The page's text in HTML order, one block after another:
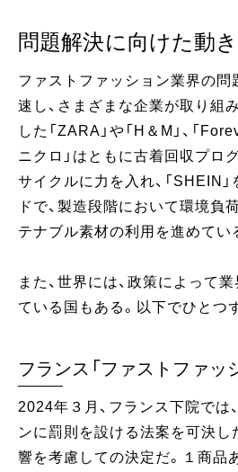
問題解決に向けた動き
ファストファッション業界の問
速し、さまざまな企業が取り組
した「ZARA」や「H＆M」、「
ニクロ」はともに古着回収プロ
サイクルに力を入れ、「SHEIN
ドで、製造段階において環境負
テナブル素材の利用を進めてい
また、世界には、政策によって
ている国もある。以下でひとつ
フランス「ファストファッ
2024年３月、フランス下院では
ンに罰則を設ける法案を可決し
響を考慮しての決定だ。１商品